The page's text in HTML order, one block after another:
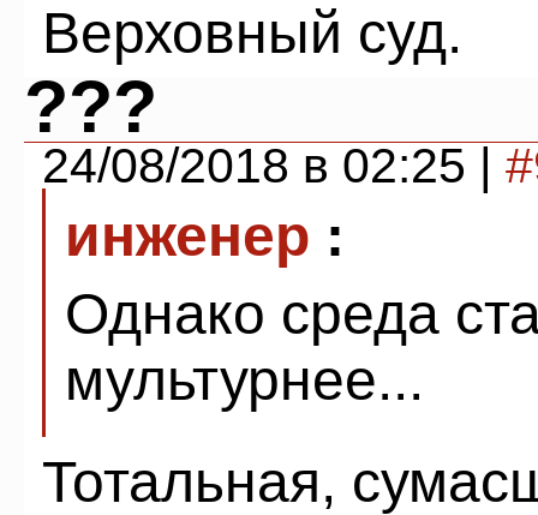
Верховный суд.
???
24/08/2018 в 02:25 |
инженер :
Однако среда
мультурнее...
Тотальная,